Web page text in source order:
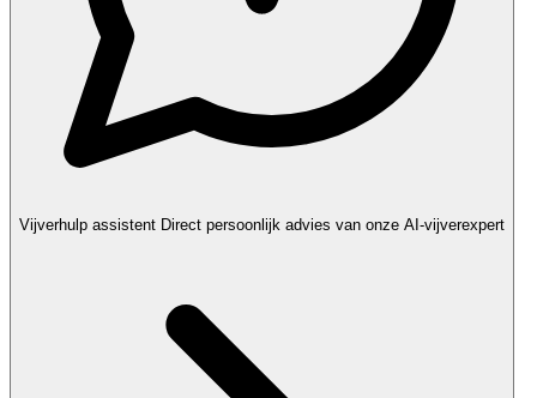
Vijverhulp assistent Direct persoonlijk advies van onze AI-vijverexpert